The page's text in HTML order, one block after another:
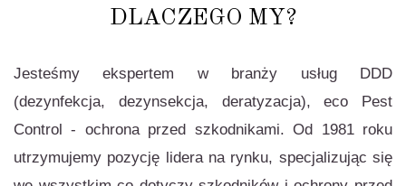
DLACZEGO MY?
Jesteśmy ekspertem w branży usług DDD
(dezynfekcja, dezynsekcja, deratyzacja), eco Pest
Control - ochrona przed szkodnikami. Od 1981 roku
utrzymujemy pozycję lidera na rynku, specjalizując się